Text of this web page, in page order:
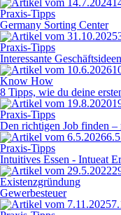
Praxis-Tipps
Germany Sorting Center
Praxis-Tipps
Interessante
Know How
8 Tipps, wie du deine
Praxis-Tipps
Den richtigen Job finden –
Praxis-Tipps
Intuitives Essen - Intueat
Existenzgründung
Gewerbesteuer